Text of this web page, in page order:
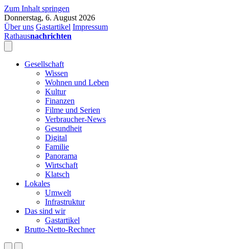
Zum Inhalt springen
Donnerstag, 6. August 2026
Über uns Gastartikel Impressum
Rathausnachrichten
Gesellschaft
Wissen
Wohnen und Leben
Kultur
Finanzen
Filme und Serien
Verbraucher-News
Gesundheit
Digital
Familie
Panorama
Wirtschaft
Klatsch
Lokales
Umwelt
Infrastruktur
Das sind wir
Gastartikel
Brutto-Netto-Rechner